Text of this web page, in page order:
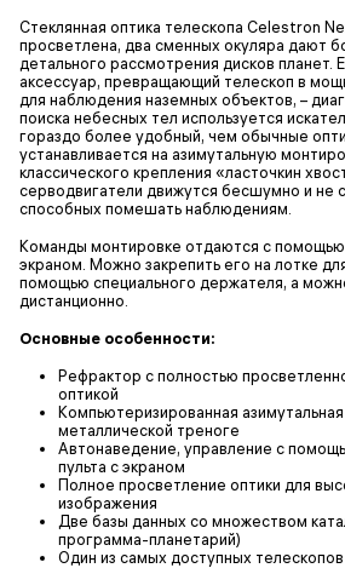
Стеклянная оптика телескопа Celestron
просветлена, два сменных окуляра дают
детального рассмотрения дисков планет.
аксессуар, превращающий телескоп в
для наблюдения наземных объектов, –
поиска небесных тел используется
гораздо более удобный, чем обычные
устанавливается на азимутальную
классического крепления «ласточкин
серводвигатели движутся бесшумно и не
способных помешать наблюдениям.
Команды монтировке отдаются с
экраном. Можно закрепить его на лотке
помощью специального держателя, а
дистанционно.
Основные особенности:
Рефрактор с полностью
оптикой
Компьютеризированная
металлической треноге
Автонаведение, управление с
пульта с экраном
Полное просветление оптики для
изображения
Две базы данных со множеством
программа-планетарий)
Один из самых доступных